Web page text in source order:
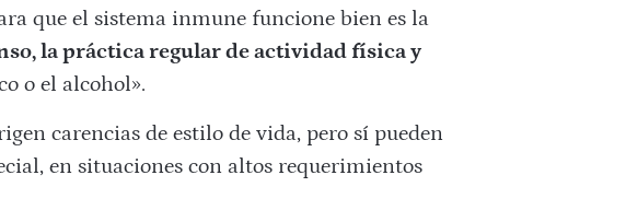
que el sistema inmune funcione bien es la
la práctica regular de actividad física y
o el alcohol».
carencias de estilo de vida, pero sí pueden
en situaciones con altos requerimientos